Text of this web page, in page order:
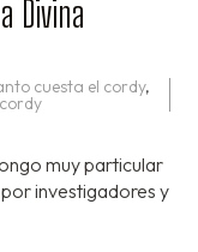
Divina
cuesta el cordy,
muy particular
investigadores y